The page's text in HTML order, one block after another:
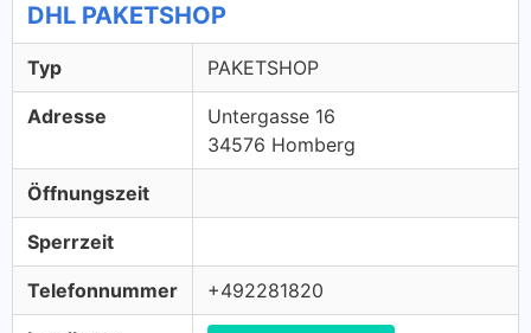
DHL PAKETSHOP
Typ PAKETSHOP
Adresse
Untergasse 16
34576 Homberg
Öffnungszeit
Sperrzeit
Telefonnummer +492281820